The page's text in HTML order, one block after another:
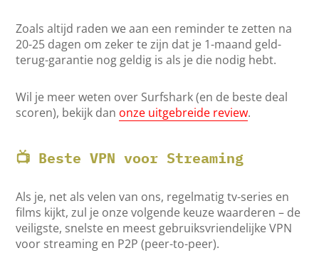
Zoals altijd raden we aan een reminder te zetten na
20-25 dagen om zeker te zijn dat je 1-maand geld-
terug-garantie nog geldig is als je die nodig hebt.
Wil je meer weten over Surfshark (en de beste deal
scoren), bekijk dan onze uitgebreide review.
📺 Beste VPN voor Streaming
Als je, net als velen van ons, regelmatig tv-series en
films kijkt, zul je onze volgende keuze waarderen – de
veiligste, snelste en meest gebruiksvriendelijke VPN
voor streaming en P2P (peer-to-peer).